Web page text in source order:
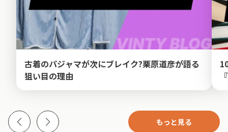
古着のパジャマが次にブレイク?栗原道彦が語る
狙い目の理由
もっと見る